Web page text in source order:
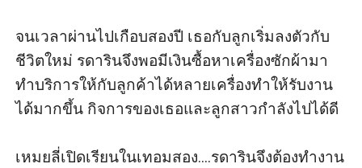
จนเวลาผ่านไปเกือบสองปี เธอกับลูกเริ่มลงตัวกับ
ชีวิตใหม่ รดารินจึงพอมีเงินซื้อหาเครื่องซักผ้ามา
ทำบริการให้กับลูกค้าได้หลายเครื่องทำให้รับงาน
ได้มากขึ้น กิจการของเธอและลูกสาวกำลังไปได้ดี
เหมยลี่เปิดเรียนในเทอมสอง....รดารินจึงต้องทำงาน